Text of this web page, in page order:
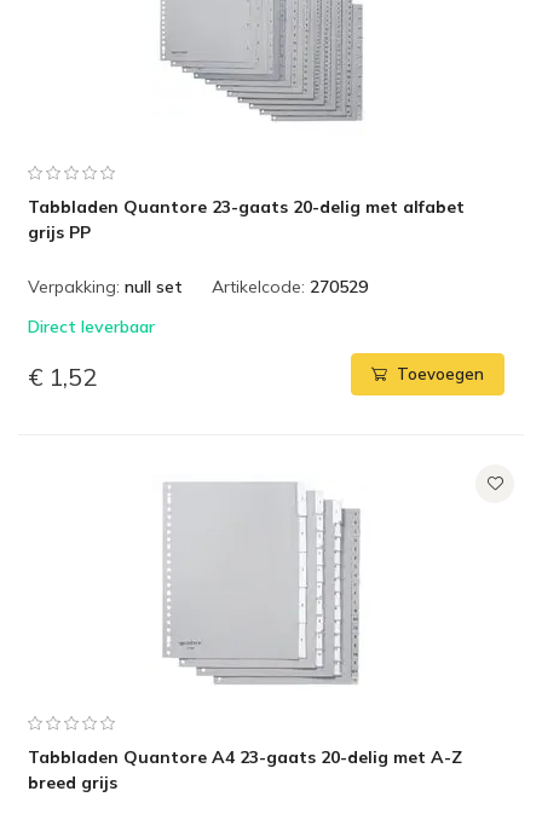
Tabbladen Quantore 23-gaats 20-delig met alfabet
grijs PP
Verpakking: null set Artikelcode: 270529
Direct leverbaar
€ 1,52 Toevoegen
Tabbladen Quantore A4 23-gaats 20-delig met A-Z
breed grijs